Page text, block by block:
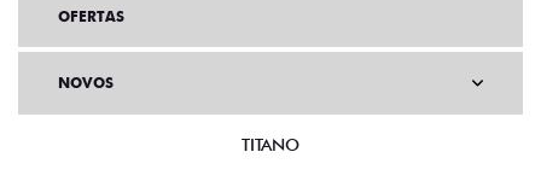
OFERTAS
NOVOS
TITANO